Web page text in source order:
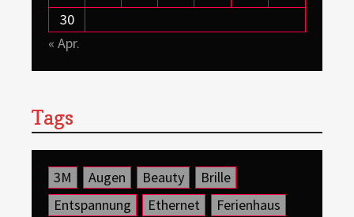
30
« Apr.
Tags
3M Augen Beauty
Brille
Entspannung
Ethernet
Ferienhaus